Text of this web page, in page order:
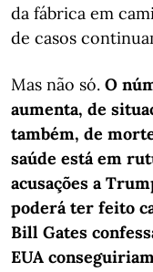
da fábrica em
de casos
Mas não só. O
aumenta, de
também, de
saúde está em
acusações a
poderá ter feito
Bill Gates
EUA